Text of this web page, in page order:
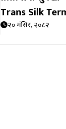
Trans Silk
२० मंसिर, २०८२